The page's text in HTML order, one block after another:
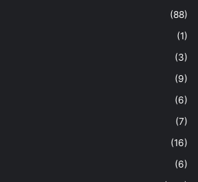
(88)
(1)
(3)
(9)
(6)
(7)
(16)
(6)